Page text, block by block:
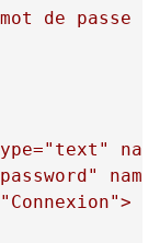
de passe